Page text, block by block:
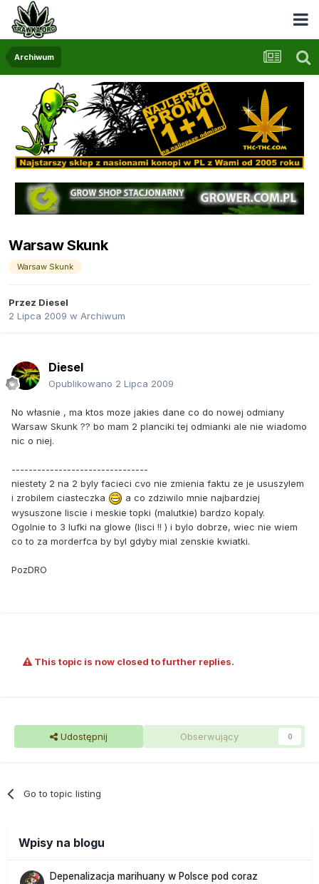
Archiwum
Warsaw Skunk
Warsaw Skunk
Przez Diesel
2 Lipca 2009 w Archiwum
Diesel
Opublikowano 2 Lipca 2009
No własnie , ma ktos moze jakies dane co do nowej odmiany
Warsaw Skunk ?? bo mam 2 planciki tej odmianki ale nie wiadomo
nic o niej.
--------------------------------
niestety 2 na 2 byly facieci cvo nie zmienia faktu ze je ususzylem
i zrobilem ciasteczka
a co zdziwilo mnie najbardziej
wysuszone liscie i meskie topki (malutkie) bardzo kopaly.
Ogolnie to 3 lufki na glowe (lisci !! ) i bylo dobrze, wiec nie wiem
co to za morderfca by byl gdyby mial zenskie kwiatki.
PozDRO
This topic is now closed to further replies.
Udostępnij Obserwujący 0
Go to topic listing
Wpisy na blogu
Depenalizacja marihuany w Polsce pod coraz